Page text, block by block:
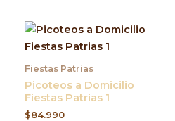
Fiestas Patrias
Picoteos a Domicilio
Fiestas Patrias 1
$84.990